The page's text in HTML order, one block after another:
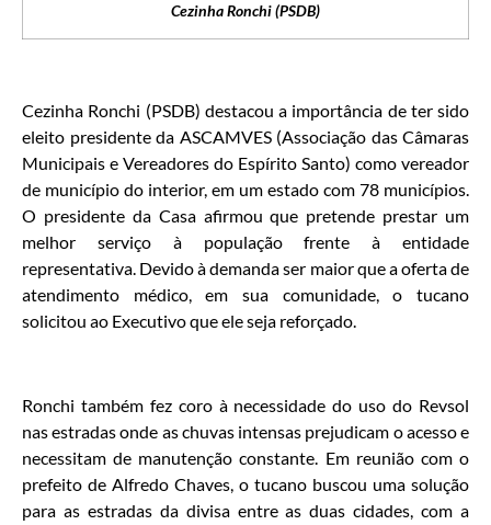
Cezinha Ronchi (PSDB)
Cezinha Ronchi (PSDB) destacou a importância de ter sido
eleito presidente da ASCAMVES (Associação das Câmaras
Municipais e Vereadores do Espírito Santo) como vereador
de município do interior, em um estado com 78 municípios.
O presidente da Casa afirmou que pretende prestar um
melhor serviço à população frente à entidade
representativa. Devido à demanda ser maior que a oferta de
atendimento médico, em sua comunidade, o tucano
solicitou ao Executivo que ele seja reforçado.
Ronchi também fez coro à necessidade do uso do Revsol
nas estradas onde as chuvas intensas prejudicam o acesso e
necessitam de manutenção constante. Em reunião com o
prefeito de Alfredo Chaves, o tucano buscou uma solução
para as estradas da divisa entre as duas cidades, com a